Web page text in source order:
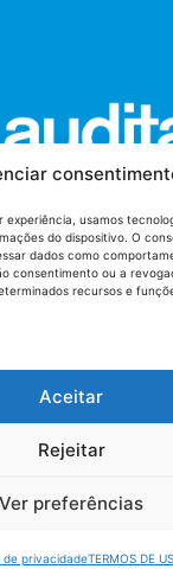
experiência, usamos
do dispositivo. O
dados como
consentimento ou a
recursos e
Aceitar
Rejeitar
Ver preferências
de privacidadeTERMOS DE
Federais de
AUDITAR
Federal Sul (SAF/
da União (TCU),
(61)3527-7292
de uso